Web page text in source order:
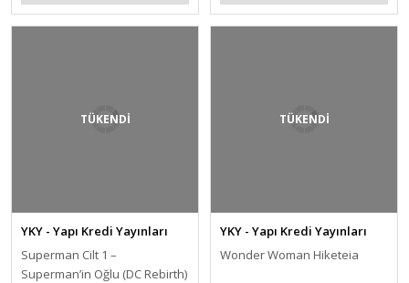
TÜKENDİ
YKY - Yapı Kredi Yayınları
Superman Cilt 1 –
Superman’in Oğlu (DC Rebirth)
TÜKENDİ
YKY - Yapı Kredi Yayınları
Wonder Woman Hiketeia